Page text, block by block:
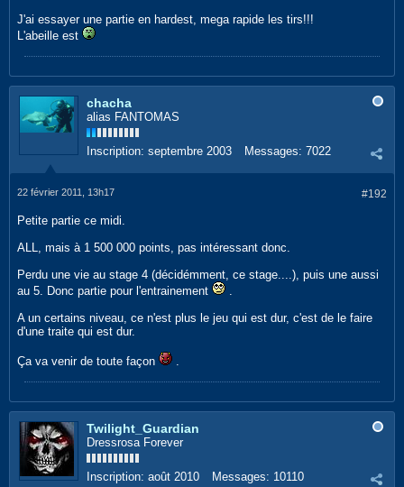
J'ai essayer une partie en hardest, mega rapide les tirs!!!
L'abeille est
chacha
alias FANTOMAS
Inscription: septembre 2003 Messages: 7022
#192
22 février 2011, 13h17
Petite partie ce midi.
ALL, mais à 1 500 000 points, pas intéressant donc.
Perdu une vie au stage 4 (décidémment, ce stage....), puis une aussi
au 5. Donc partie pour l'entrainement
.
A un certains niveau, ce n'est plus le jeu qui est dur, c'est de le faire
d'une traite qui est dur.
Ça va venir de toute façon .
Twilight_Guardian
Dressrosa Forever
Inscription: août 2010 Messages: 10110